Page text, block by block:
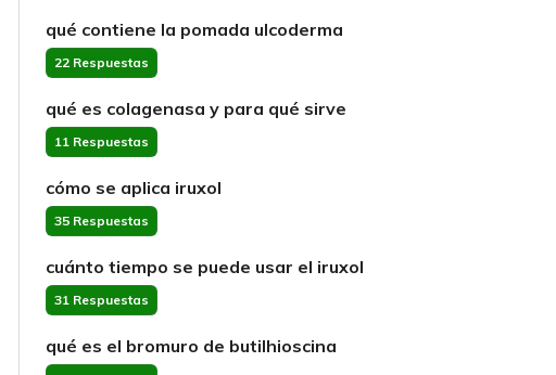
qué contiene la pomada ulcoderma
22 Respuestas
qué es colagenasa y para qué sirve
11 Respuestas
cómo se aplica iruxol
35 Respuestas
cuánto tiempo se puede usar el iruxol
31 Respuestas
qué es el bromuro de butilhioscina